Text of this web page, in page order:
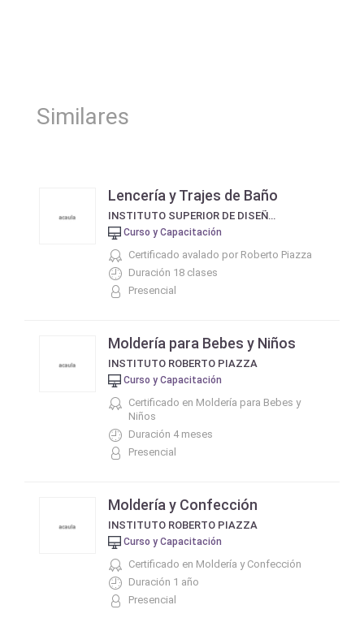
Similares
Lencería y Trajes de Baño
INSTITUTO SUPERIOR DE DISEÑO DE MODA Y BELLEZA INTEGRAL DE ROBERTO PIAZZA
Curso y Capacitación
Certificado avalado por Roberto Piazza
Duración 18 clases
Presencial
Moldería para Bebes y Niños
INSTITUTO ROBERTO PIAZZA
Curso y Capacitación
Certificado en Moldería para Bebes y
Niños
Duración 4 meses
Presencial
Moldería y Confección
INSTITUTO ROBERTO PIAZZA
Curso y Capacitación
Certificado en Moldería y Confección
Duración 1 año
Presencial